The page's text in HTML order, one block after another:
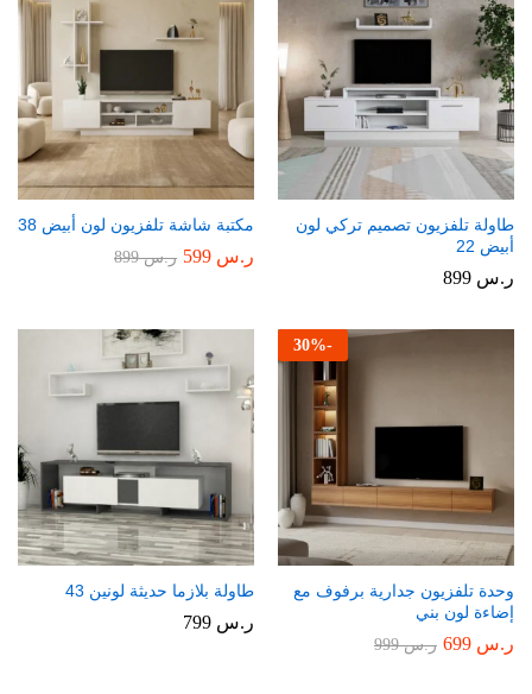
طاولة تلفزيون تصميم تركي لون
أبيض 22
ر.س
مكتبة شاشة تلفزيون لون أبيض 38
ر.س ر.س899
-
30%
وحدة تلفزيون جدارية برفوف مع
إضاءة لون بني
ر.س ر.س999
طاولة بلازما حديثة لونين 43
ر.س